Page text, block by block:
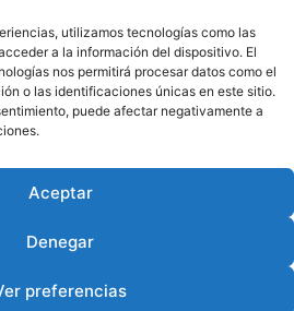
utilizamos tecnologías como las
a la información del dispositivo. El
nos permitirá procesar datos como el
o las identificaciones únicas en este sitio.
puede afectar negativamente a
Aceptar
Denegar
preferencias